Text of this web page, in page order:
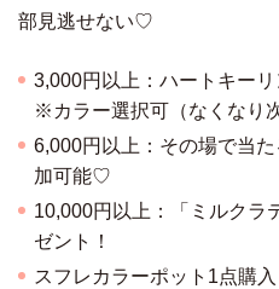
部見逃せない♡
3,000円以上：ハートキーリ
※カラー選択可（なくなり
6,000円以上：その場で当
加可能♡
10,000円以上：「ミルクラ
ゼント！
スフレカラーポット1点購